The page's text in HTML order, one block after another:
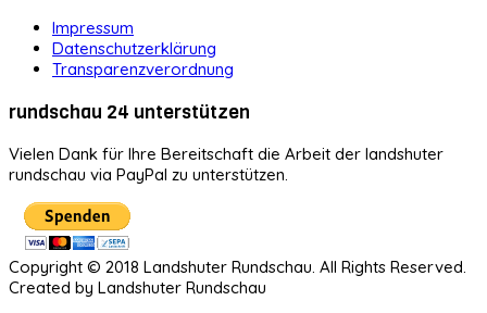
Impressum
Datenschutzerklärung
Transparenzverordnung
rundschau 24 unterstützen
Vielen Dank für Ihre Bereitschaft die Arbeit der landshuter
rundschau via PayPal zu unterstützen.
Copyright © 2018 Landshuter Rundschau. All Rights Reserved.
Created by Landshuter Rundschau